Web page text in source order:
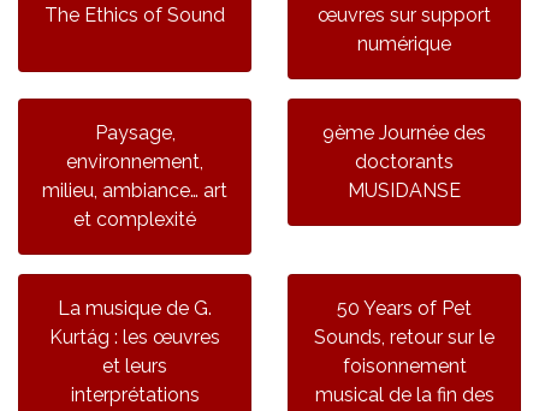
The Ethics of Sound
œuvres sur support
numérique
Paysage,
environnement,
milieu, ambiance… art
et complexité
9ème Journée des
doctorants
MUSIDANSE
La musique de G.
Kurtág : les œuvres
et leurs
interprétations
50 Years of Pet
Sounds, retour sur le
foisonnement
musical de la fin des